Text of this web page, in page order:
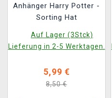
Anhänger Harry Potter -
Sorting Hat
Auf Lager (3Stck)
Lieferung in 2-5 Werktagen.
5,99 €
8,50 €